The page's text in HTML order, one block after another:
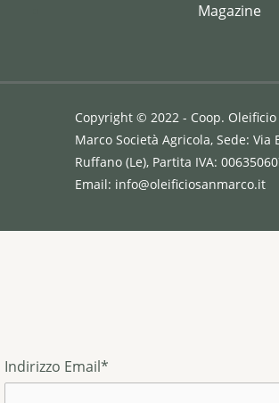
Magazine
Copyright © 2022 - Coop.
Marco Società Agricola, Sede: Via
Ruffano (Le), Partita IVA:
Email: info@oleificiosanmarco.it
Indirizzo Email*